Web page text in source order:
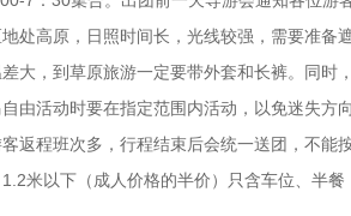
处高原，日照时间长，光线较强，需要准备
大，到草原旅游一定要带外套和长裤。同时
由活动时要在指定范围内活动，以免迷失方
返程班次多，行程结束后会统一送团，不能
米以下（成人价格的半价）只含车位、半